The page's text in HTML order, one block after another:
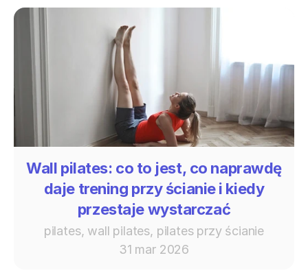
Wall pilates: co to jest, co naprawdę
daje trening przy ścianie i kiedy
przestaje wystarczać
pilates, wall pilates, pilates przy ścianie
31 mar 2026